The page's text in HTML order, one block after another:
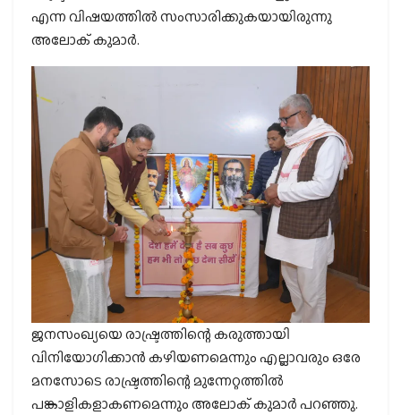
എന്ന വിഷയത്തില്‍ സംസാരിക്കുകയായിരുന്നു
അലോക് കുമാര്‍.
ജനസംഖ്യയെ രാഷ്ട്രത്തിന്റെ കരുത്തായി
വിനിയോഗിക്കാന്‍ കഴിയണമെന്നും എല്ലാവരും ഒരേ
മനസോടെ രാഷ്ട്രത്തിന്റെ മുന്നേറ്റത്തില്‍
പങ്കാളികളാകണമെന്നും അലോക് കുമാര്‍ പറഞ്ഞു.